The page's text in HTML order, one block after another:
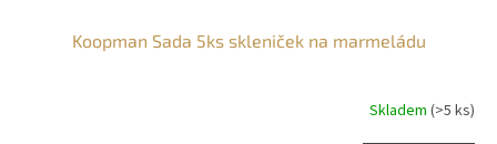
Koopman Sada 5ks skleniček na marmeládu
Skladem (>5 ks)